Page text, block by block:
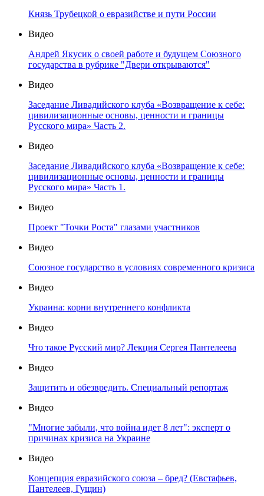
Князь Трубецкой о евразийстве и пути России
Видео
Андрей Якусик о своей работе и будущем Союзного
государства в рубрике "Двери открываются"
Видео
Заседание Ливадийского клуба «Возвращение к себе:
цивилизационные основы, ценности и границы
Русского мира» Часть 2.
Видео
Заседание Ливадийского клуба «Возвращение к себе:
цивилизационные основы, ценности и границы
Русского мира» Часть 1.
Видео
Проект "Точки Роста" глазами участников
Видео
Союзное государство в условиях современного кризиса
Видео
Украина: корни внутреннего конфликта
Видео
Что такое Русский мир? Лекция Сергея Пантелеева
Видео
Защитить и обезвредить. Специальный репортаж
Видео
"Многие забыли, что война идет 8 лет": эксперт о
причинах кризиса на Украине
Видео
Концепция евразийского союза – бред? (Евстафьев,
Пантелеев, Гущин)